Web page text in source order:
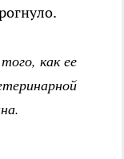
как ее